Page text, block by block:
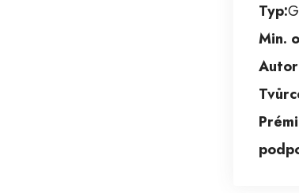
Typ:
Min.